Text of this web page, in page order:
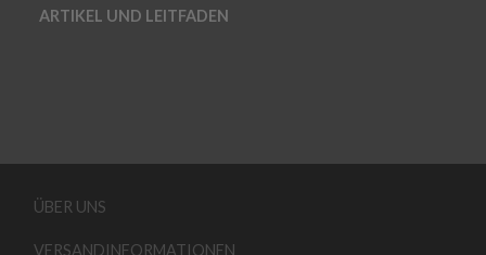
ARTIKEL UND LEITFADEN
ÜBER UNS
VERSANDINFORMATIONEN